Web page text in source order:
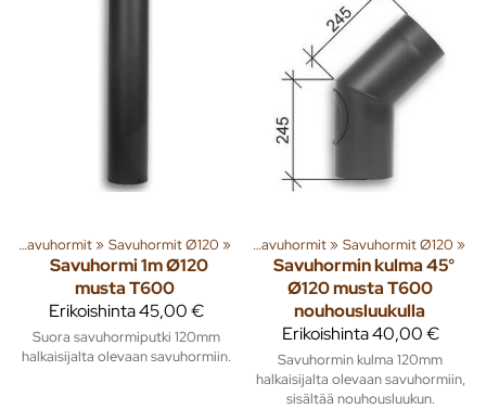
Savuhormit‪» Savuhormit Ø120 ‪»
Savuhormi 1m Ø120
musta T600
Erikoishinta45,00 €
Suora savuhormiputki 120mm
halkaisijalta olevaan savuhormiin.
‪»Lämmitys ‪»Piiput ja tarvikkeet Savuhormit‪» Savuhormit Ø120 ‪»
Savuhormin kulma 45°
Ø120 musta T600
nouhousluukulla
Erikoishinta40,00 €
Savuhormin kulma 120mm
halkaisijalta olevaan savuhormiin,
sisältää nouhousluukun.